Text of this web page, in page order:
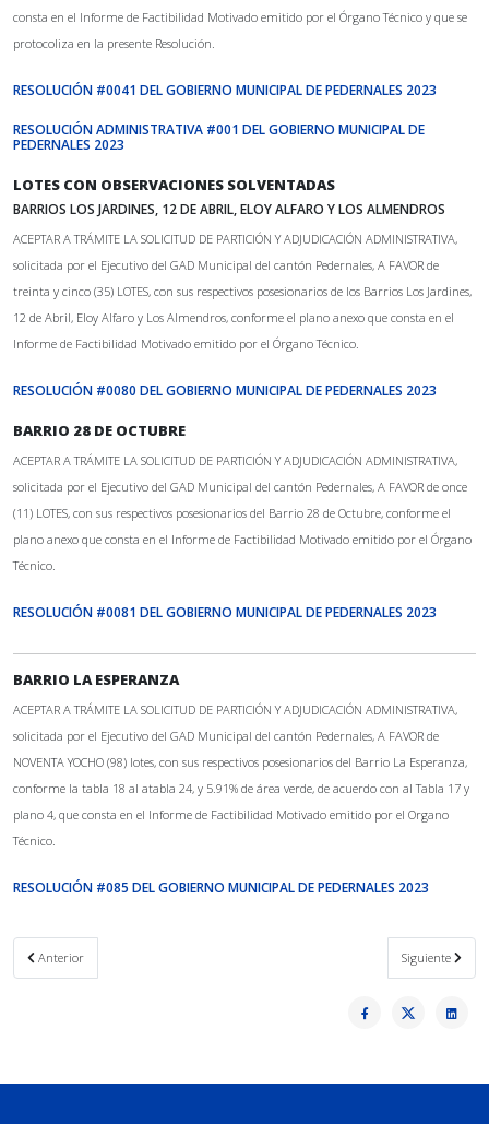
consta en el Informe de Factibilidad Motivado emitido por el Órgano Técnico y que se
protocoliza en la presente Resolución.
RESOLUCIÓN #0041 DEL GOBIERNO MUNICIPAL DE PEDERNALES 2023
RESOLUCIÓN ADMINISTRATIVA #001 DEL GOBIERNO MUNICIPAL DE
PEDERNALES 2023
LOTES CON OBSERVACIONES SOLVENTADAS
BARRIOS LOS JARDINES, 12 DE ABRIL, ELOY ALFARO Y LOS ALMENDROS
ACEPTAR A TRÁMITE LA SOLICITUD DE PARTICIÓN Y ADJUDICACIÓN ADMINISTRATIVA,
solicitada por el Ejecutivo del GAD Municipal del cantón Pedernales, A FAVOR de
treinta y cinco (35) LOTES, con sus respectivos posesionarios de los Barrios Los Jardines,
12 de Abril, Eloy Alfaro y Los Almendros, conforme el plano anexo que consta en el
Informe de Factibilidad Motivado emitido por el Órgano Técnico.
RESOLUCIÓN #0080 DEL GOBIERNO MUNICIPAL DE PEDERNALES 2023
BARRIO 28 DE OCTUBRE
ACEPTAR A TRÁMITE LA SOLICITUD DE PARTICIÓN Y ADJUDICACIÓN ADMINISTRATIVA,
solicitada por el Ejecutivo del GAD Municipal del cantón Pedernales, A FAVOR de once
(11) LOTES, con sus respectivos posesionarios del Barrio 28 de Octubre, conforme el
plano anexo que consta en el Informe de Factibilidad Motivado emitido por el Órgano
Técnico.
RESOLUCIÓN #0081 DEL GOBIERNO MUNICIPAL DE PEDERNALES 2023
BARRIO LA ESPERANZA
ACEPTAR A TRÁMITE LA SOLICITUD DE PARTICIÓN Y ADJUDICACIÓN ADMINISTRATIVA,
solicitada por el Ejecutivo del GAD Municipal del cantón Pedernales, A FAVOR de
NOVENTA YOCHO (98) lotes, con sus respectivos posesionarios del Barrio La Esperanza,
conforme la tabla 18 al atabla 24, y 5.91% de área verde, de acuerdo con al Tabla 17 y
plano 4, que consta en el Informe de Factibilidad Motivado emitido por el Organo
Técnico.
RESOLUCIÓN #085 DEL GOBIERNO MUNICIPAL DE PEDERNALES 2023
Artículo anterior: POSESIÓN DEL NUEVO CONCEJO 2023-2027 DEL GOBIERNO
Anterior Artículo
Siguiente